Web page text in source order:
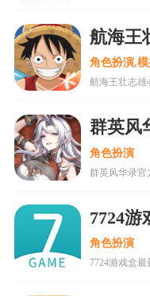
角色扮演
角色扮演